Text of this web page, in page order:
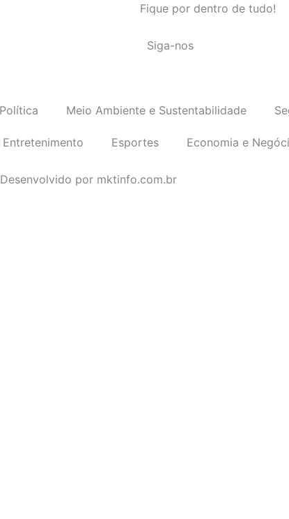
Fique por dentro de tudo!
Siga-nos
Política Meio Ambiente e Sustentabilidade
Esportes Economia e
por mktinfo.com.br